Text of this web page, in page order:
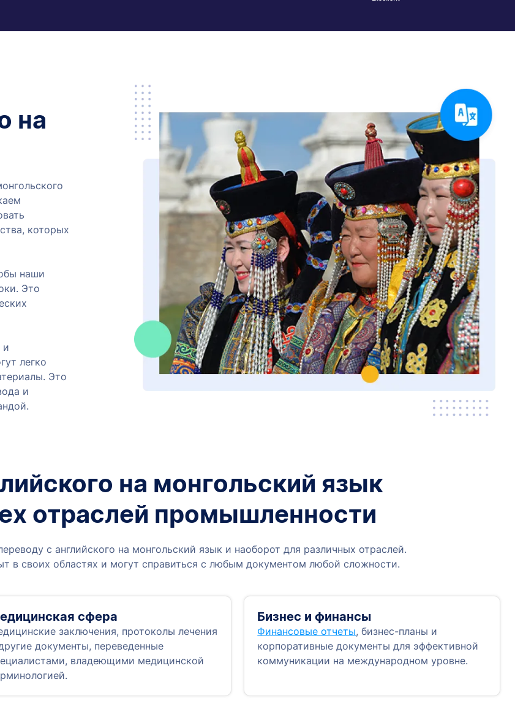
на
которых
наши
Это
и
легко
Это
и
на монгольский язык
отраслей промышленности
с английского на монгольский язык и наоборот для различных отраслей.
в своих областях и могут справиться с любым документом любой сложности.
сфера
заключения, протоколы лечения
документы, переведенные
владеющими медицинской
Бизнес и финансы
Финансовые отчеты, бизнес-планы и
корпоративные документы для эффективной
коммуникации на международном уровне.